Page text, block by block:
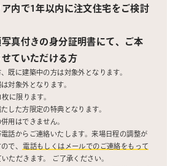
内で1年以内に注文住宅をご検討
写真付きの身分証明書にて、ご本
ていただける方
既に建築中の方は対象外となります。
対象外となります。
に限ります。
した方限定の特典となります。
用はできません。
話からご連絡いたします。来場日程の調整が
で、 電話もしくはメールでのご連絡をもって
ただきます。 ご了承ください。